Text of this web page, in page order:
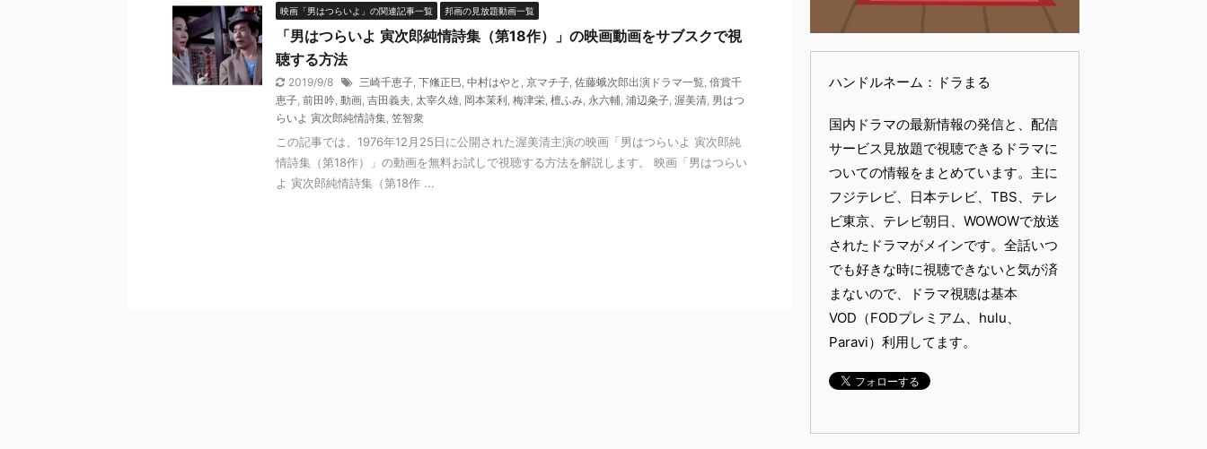
映画「男はつらいよ」の関連記事一覧 邦画の見放題動画一覧
「男はつらいよ 寅次郎純情詩集（第18作）」の映画動画をサブスクで視
聴する方法
2019/9/8 三崎千恵子, 下絛正巳, 中村はやと , 京マチ子, 佐藤蛾次郎出演ドラマ一覧, 倍賞千
恵子, 前田吟, 動画, 吉田義夫, 太宰久雄, 岡本茉利, 梅津栄, 檀ふみ, 永六輔, 浦辺粂子, 渥美清, 男はつ
らいよ 寅次郎純情詩集, 笠智衆
この記事では、1976年12月25日に公開された渥美清主演の映画「男はつらいよ 寅次郎純
情詩集（第18作）」の動画を無料お試しで視聴する方法を解説します。 映画「男はつらい
よ 寅次郎純情詩集（第18作 ...
ハンドルネーム：ドラまる
国内ドラマの最新情報の発信と、配信
サービス見放題で視聴できるドラマに
ついての情報をまとめています。主に
フジテレビ、日本テレビ、TBS、テレ
ビ東京、テレビ朝日、WOWOWで放送
されたドラマがメインです。全話いつ
でも好きな時に視聴できないと気が済
まないので、ドラマ視聴は基本
VOD（FODプレミアム、hulu、
Paravi）利用してます。